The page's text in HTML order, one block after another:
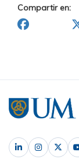
Compartir en: